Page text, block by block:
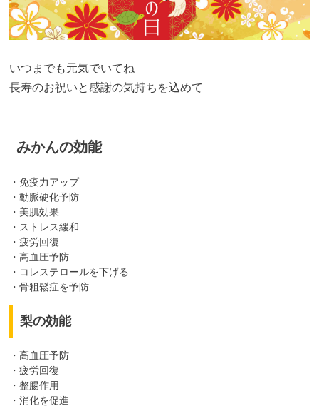
いつまでも元気でいてね
長寿のお祝いと感謝の気持ちを込めて
みかんの効能
・免疫力アップ
・動脈硬化予防
・美肌効果
・ストレス緩和
・疲労回復
・高血圧予防
・コレステロールを下げる
・骨粗鬆症を予防
梨の効能
・高血圧予防
・疲労回復
・整腸作用
・消化を促進